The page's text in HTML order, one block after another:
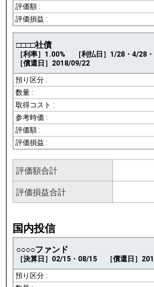
□□□□社債
［利率］1.00%
［利払日］1/28・4/28
［償還日］2018/09/22
評価額合計
評価損益合計
国内投信
○○○○ファンド
［決算日］02/15・08/15
［償還日］